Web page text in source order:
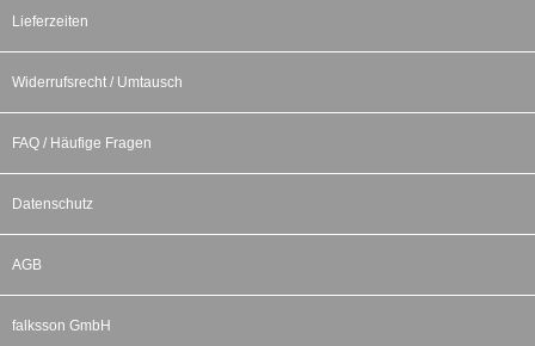
Lieferzeiten
Widerrufsrecht / Umtausch
FAQ / Häufige Fragen
Datenschutz
AGB
falksson GmbH